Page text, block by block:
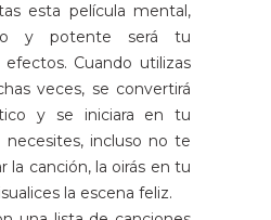
esta película mental,
y potente será tu
Cuando utilizas
veces, se convertirá
y se iniciara en tu
incluso no te
la canción, la oirás en tu
la escena feliz.